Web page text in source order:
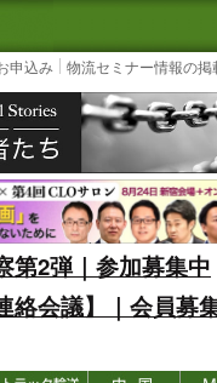
ニュースサイト
3PL, SCMなど
申込み 物流セミナー情報の掲
第2弾｜参加募集中
絡会議】｜会員募